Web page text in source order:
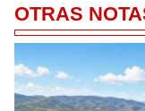
OTRAS